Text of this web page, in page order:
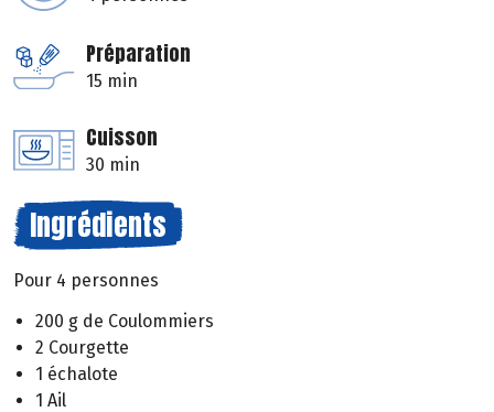
Préparation
15 min
Cuisson
30 min
Ingrédients
Pour 4 personnes
200 g de Coulommiers
2 Courgette
1 échalote
1 Ail